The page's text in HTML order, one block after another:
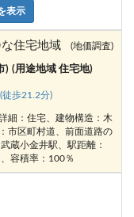
表示
な住宅地域 (地価調査)
) (用途地域 住宅地)
徒歩21.2分)
細：住宅、建物構造：木
市区町村道、前面道路の
蔵小金井駅、駅距離：
容積率：100％